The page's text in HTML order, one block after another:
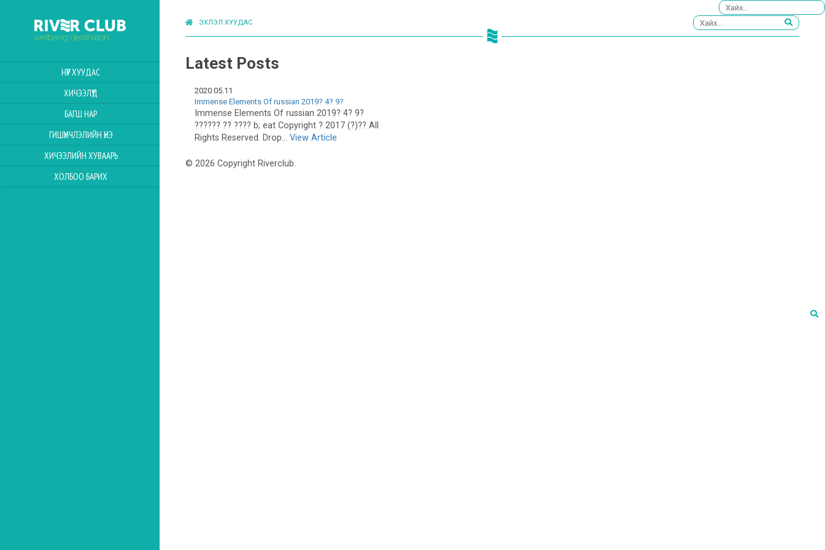
НҮҮР ХУУДАС
ХИЧЭЭЛҮҮД
БАГШ НАР
ГИШҮҮНЧЛЭЛИЙН ҮНЭ
ХИЧЭЭЛИЙН ХУВААРЬ
ХОЛБОО БАРИХ
ЭХЛЭЛ ХУУДАС
Latest Posts
2020.05.11
Immense Elements Of russian 2019? 4? 9?
Immense Elements Of russian 2019? 4? 9?
?????? ?? ???? b; eat Copyright ? 2017 (?)?? All
Rights Reserved. Drop... View Article
© 2026 Copyright Riverclub.